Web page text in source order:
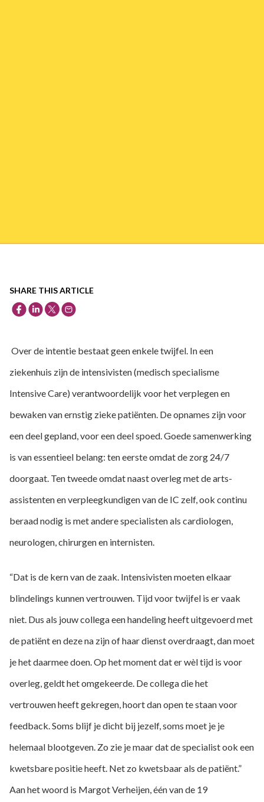
SHARE THIS ARTICLE
Over de intentie bestaat geen enkele twijfel. In een
ziekenhuis zijn de intensivisten (medisch specialisme
Intensive Care) verantwoordelijk voor het verplegen en
bewaken van ernstig zieke patiënten. De opnames zijn voor
een deel gepland, voor een deel spoed. Goede samenwerking
is van essentieel belang: ten eerste omdat de zorg 24/7
doorgaat. Ten tweede omdat naast overleg met de arts-
assistenten en verpleegkundigen van de IC zelf, ook continu
beraad nodig is met andere specialisten als cardiologen,
neurologen, chirurgen en internisten.
“Dat is de kern van de zaak. Intensivisten moeten elkaar
blindelings kunnen vertrouwen. Tijd voor twijfel is er vaak
niet. Dus als jouw collega een handeling heeft uitgevoerd met
de patiënt en deze na zijn of haar dienst overdraagt, dan moet
je het daarmee doen. Op het moment dat er wèl tijd is voor
overleg, geldt het omgekeerde. De collega die het
vertrouwen heeft gekregen, hoort dan open te staan voor
feedback. Soms blijf je dicht bij jezelf, soms moet je je
helemaal blootgeven. Zo zie je maar dat de specialist ook een
kwetsbare positie heeft. Net zo kwetsbaar als de patiënt.”
Aan het woord is Margot Verheijen, één van de 19